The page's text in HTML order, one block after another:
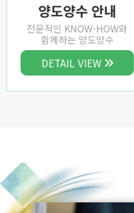
양도양수 안내
전문적인 KNOW-HOW와
함께하는 양도양수
DETAIL VIEW